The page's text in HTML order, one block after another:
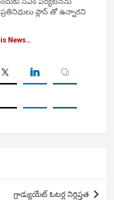
ప్లాన్ తో ఉన్నారని
News…
గ్రాడ్యుయేట్ ఓటర్ల నిర్లిప్తత